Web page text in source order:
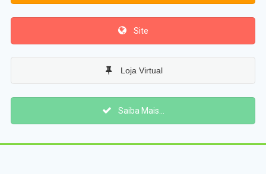
Site
Loja Virtual
Saiba Mais...